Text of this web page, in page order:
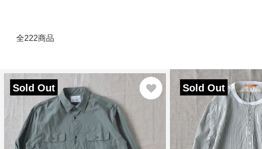
全222商品
Sold Out Sold Out